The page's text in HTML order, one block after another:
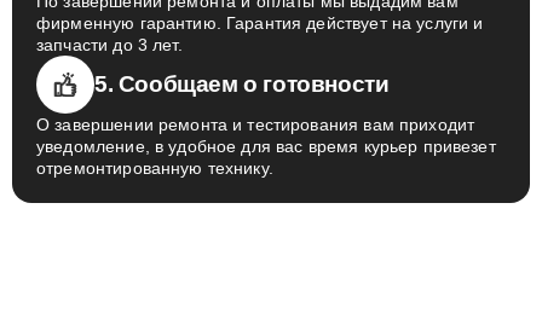
фирменную гарантию. Гарантия действует на услуги и
запчасти до 3 лет.
5. Сообщаем о готовности
О завершении ремонта и тестирования вам приходит
уведомление, в удобное для вас время курьер привезет
отремонтированную технику.